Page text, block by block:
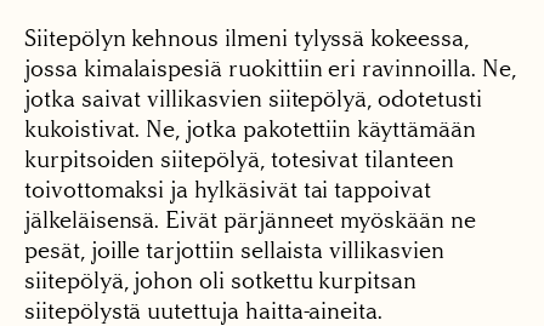
Siitepölyn kehnous ilmeni tylyssä kokeessa,
jossa kimalaispesiä ruokittiin eri ravinnoilla. Ne,
jotka saivat villikasvien siitepölyä, odotetusti
kukoistivat. Ne, jotka pakotettiin käyttämään
kurpitsoiden siitepölyä, totesivat tilanteen
toivottomaksi ja hylkäsivät tai tappoivat
jälkeläisensä. Eivät pärjänneet myöskään ne
pesät, joille tarjottiin sellaista villikasvien
siitepölyä, johon oli sotkettu kurpitsan
siitepölystä uutettuja haitta-aineita.